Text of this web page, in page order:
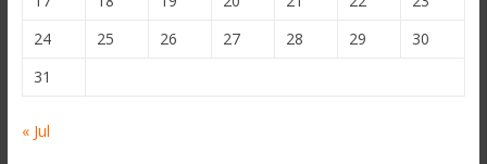
24
25 26 27 28 29
30
31
« Jul